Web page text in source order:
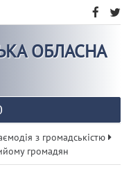
ОБЛАСНА
з громадськістю
громадян